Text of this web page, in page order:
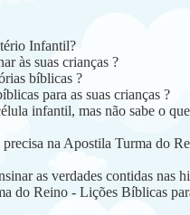
Infantil?
às suas crianças ?
bíblicas ?
para as suas crianças ?
infantil, mas não sabe o
na Apostila Turma do
as verdades contidas nas
do Reino - Lições Bíblicas